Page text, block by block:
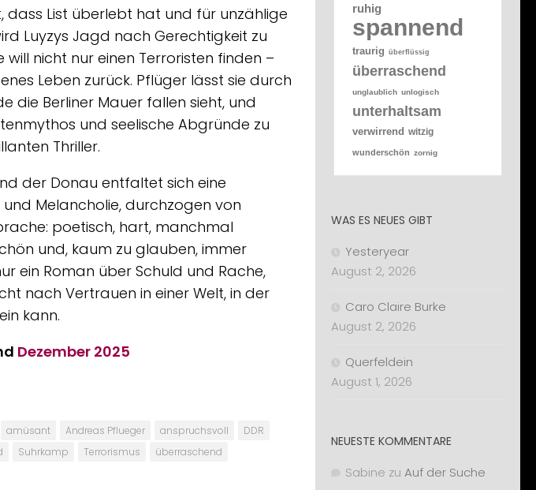
dass List überlebt hat und für unzählige
Luyzys Jagd nach Gerechtigkeit zu
will nicht nur einen Terroristen finden –
Leben zurück. Pflüger lässt sie durch
die Berliner Mauer fallen sieht, und
und seelische Abgründe zu
Thriller.
der Donau entfaltet sich eine
Melancholie, durchzogen von
poetisch, hart, manchmal
und, kaum zu glauben, immer
ein Roman über Schuld und Rache,
nach Vertrauen in einer Welt, in der
kann.
Dezember 2025
amüsant Andreas Pflueger anspruchsvoll
DDR
Suhrkamp Terrorismus überraschend
ruhig
spannend
traurig überflüssig
überraschend
unglaublich unlogisch
unterhaltsam
verwirrend witzig
wunderschön zornig
WAS ES NEUES GIBT
Yesteryear
August 2, 2026
Caro Claire Burke
August 2, 2026
Querfeldein
August 1, 2026
NEUESTE KOMMENTARE
Sabine zu Auf der Suche